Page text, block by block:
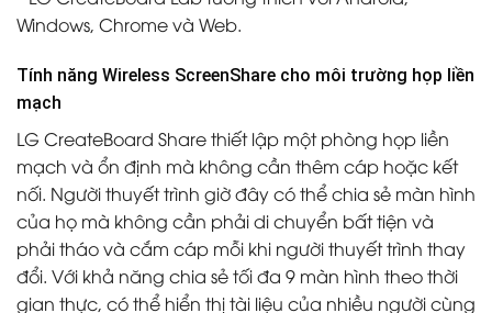
Windows, Chrome và Web.
Tính năng Wireless ScreenShare cho môi trường họp liền
mạch
LG CreateBoard Share thiết lập một phòng họp liền
mạch và ổn định mà không cần thêm cáp hoặc kết
nối. Người thuyết trình giờ đây có thể chia sẻ màn hình
của họ mà không cần phải di chuyển bất tiện và
phải tháo và cắm cáp mỗi khi người thuyết trình thay
đổi. Với khả năng chia sẻ tối đa 9 màn hình theo thời
gian thực, có thể hiển thị tài liệu của nhiều người cùng